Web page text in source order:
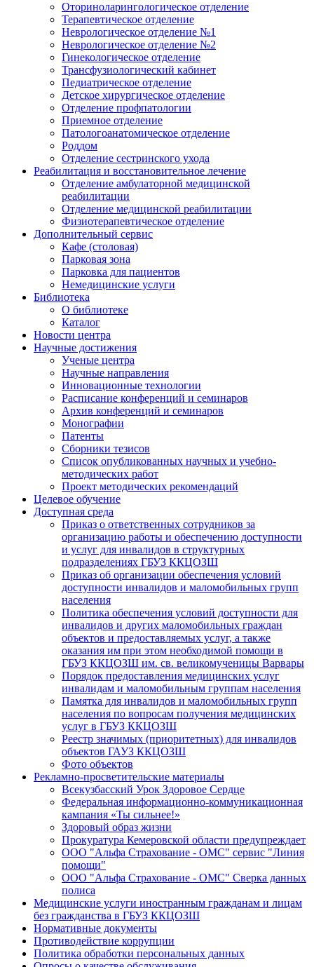
Оториноларингологическое отделение
Терапевтическое отделение
Неврологическое отделение №1
Неврологическое отделение №2
Гинекологическое отделение
Трансфузиологический кабинет
Педиатрическое отделение
Детское хирургическое отделение
Отделение профпатологии
Приемное отделение
Патологоанатомическое отделение
Роддом
Отделение сестринского ухода
Реабилитация и восстановительное лечение
Отделение амбулаторной медицинской
реабилитации
Отделение медицинской реабилитации
Физиотерапевтическое отделение
Дополнительный сервис
Кафе (столовая)
Парковая зона
Парковка для пациентов
Немедицинские услуги
Библиотека
О библиотеке
Каталог
Новости центра
Научные достижения
Ученые центра
Научные направления
Инновационные технологии
Расписание конференций и семинаров
Архив конференций и семинаров
Монографии
Патенты
Сборники тезисов
Список опубликованных научных и учебно-
методических работ
Проект методических рекомендаций
Целевое обучение
Доступная среда
Приказ о ответственных сотрудников за
организацию работы и обеспечению доступности
и услуг для инвалидов в структурных
подразделениях ГБУЗ ККЦОЗШ
Приказ об организации обеспечения условий
доступности инвалидов и маломобильных групп
населения
Политика обеспечения условий доступности для
инвалидов и других маломобильных граждан
объектов и предоставляемых услуг, а также
оказания им при этом необходимой помощи в
ГБУЗ ККЦОЗШ им. св. великомученицы Варвары
Порядок предоставления медицинских услуг
инвалидам и маломобильным группам населения
Памятка для инвалидов и маломобильных групп
населения по вопросам получения медицинских
услуг в ГБУЗ ККЦОЗШ
Реестр значимых (приоритетных) для инвалидов
объектов ГАУЗ ККЦОЗШ
Фото объектов
Рекламно-просветительские материалы
Всекузбасский Урок Здоровое Сердце
Федеральная информационно-коммуникационная
кампания «Ты сильнее!»
Здоровый образ жизни
Прокуратура Кемеровской области предупреждает
ООО "Альфа Страхование - ОМС" сервис "Линия
помощи"
ООО "Альфа Страхование - ОМС" Сверка данных
полиса
Медицинские услуги иностранным гражданам и лицам
без гражданства в ГБУЗ ККЦОЗШ
Нормативные документы
Противодействие коррупции
Политика обработки персональных данных